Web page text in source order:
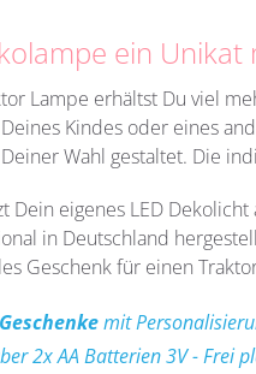
ein
Lampe erhältst Du viel
Kindes oder eines
Wahl gestaltet. Die
Dein eigenes LED
in Deutschland
Geschenk für einen
mit
2x AA Batterien 3V - Frei